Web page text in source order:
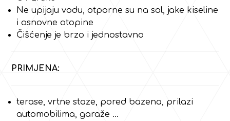
Ne upijaju vodu, otporne su na sol, jake kiseline
i osnovne otopine
Čišćenje je brzo i jednostavno
PRIMJENA:
terase, vrtne staze, pored bazena, prilazi
automobilima, garaže …